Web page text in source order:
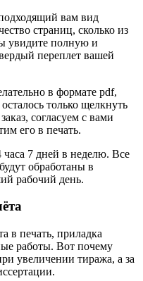
вам вид
страниц, сколько из
увидите полную и
переплет вашей
в формате pdf,
только щелкнуть
согласуем с вами
его в печать.
часа 7 дней в неделю. Все
обработаны в
рабочий день.
в печать, приладка
работы. Вот почему
увеличении тиража, а за